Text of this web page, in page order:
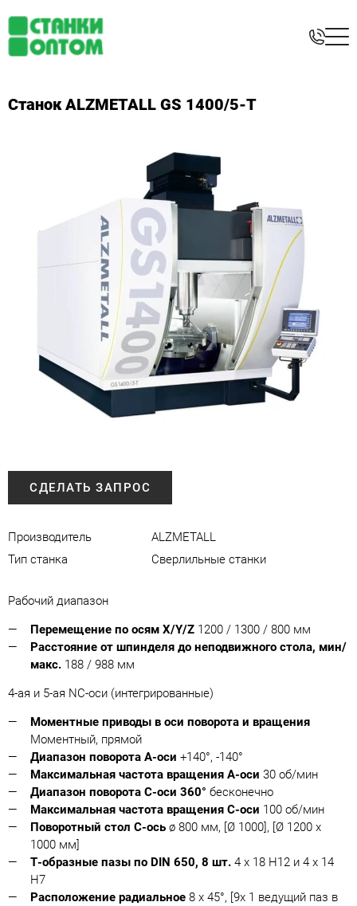
Станок ALZMETALL GS 1400/5-T
СДЕЛАТЬ ЗАПРОС
Производитель
ALZMETALL
Тип станка
Сверлильные станки
Рабочий диапазон
Перемещение по осям X/Y/Z1200 / 1300 / 800 мм
Расстояние от шпинделя до неподвижного стола, мин/
макс.188 / 988 мм
4-ая и 5-ая NC-оси (интегрированные)
Моментные приводы в оси поворота и вращения
Моментный, прямой
Диапазон поворота А-оси +140°, -140°
Максимальная частота вращения А-оси 30 об/мин
Диапазон поворота С-оси 360° бесконечно
Максимальная частота вращения С-оси 100 об/мин
Поворотный стол С-осьø 800 мм, [Ø 1000], [Ø 1200 x
1000 мм]
Т-образные пазы по DIN 650, 8 шт.4 x 18 H12 и 4 x 14
H7
Расположение радиальное8 x 45°, [9x 1 ведущий паз в